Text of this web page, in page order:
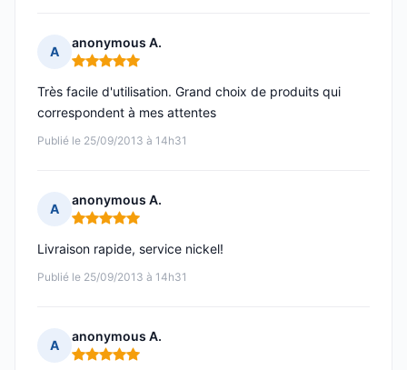
A
anonymous A.
Note : 5 sur 5
Publié le 25/09/2013 à 14h31
Très facile d'utilisation. Grand choix de produits qui
correspondent à mes attentes
A
anonymous A.
Note : 5 sur 5
Publié le 25/09/2013 à 14h31
Livraison rapide, service nickel!
A
anonymous A.
Note : 5 sur 5